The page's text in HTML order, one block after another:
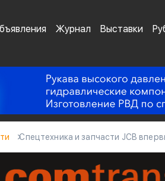
Журнал Выставки
Спецтехника и запчасти JCB